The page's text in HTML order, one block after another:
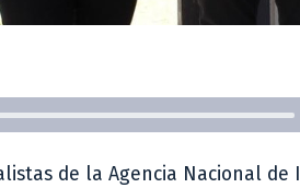
de la Agencia Nacional de